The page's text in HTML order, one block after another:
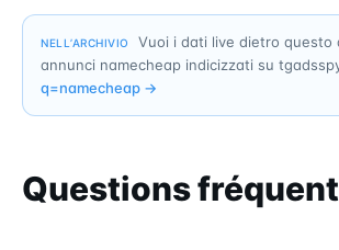
NELL’ARCHIVIO
Vuoi i dati live dietro questo
annunci namecheap indicizzati su
q=namecheap →
Questions